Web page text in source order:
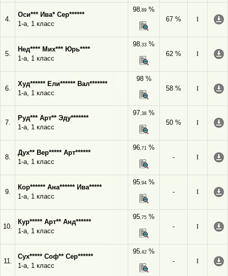
4.
Оси*** Ива* Сер******
1-а, 1 класс
98,89 %
67 %
I
5.
Нед**** Мих*** Юрь****
1-а, 1 класс
98,33 %
62 %
I
6.
Худ****** Ели****** Вал*******
1-а, 1 класс
98 %
58 %
I
7.
Руд*** Арт** Эду*******
1-а, 1 класс
97,38 %
50 %
I
8.
Дух** Вер***** Арт******
1-а, 1 класс
96,71 %
-
I
9.
Кор****** Ана****** Ива*****
1-а, 1 класс
95,94 %
-
I
10.
Кур***** Арт** Анд******
1-а, 1 класс
95,75 %
-
I
11.
Сух***** Соф** Сер******
1-а, 1 класс
95,42 %
-
I